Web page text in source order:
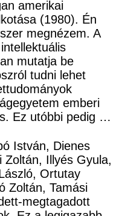
amerikai
(1980). Én
megnézem. A
mutatja be
tudni lehet
emberi
Ez utóbbi pedig …
István, Dienes
Illyés Gyula,
Ortutay
Zoltán, Tamási
megtagadott